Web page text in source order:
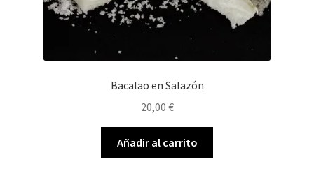
Bacalao en Salazón
20,00 €
Añadir al carrito